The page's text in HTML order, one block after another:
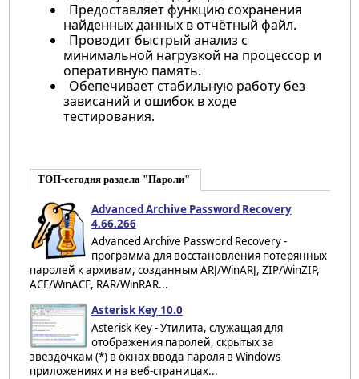
Предоставляет функцию сохранения
найденных данных в отчётный файл.
Проводит быстрый анализ с
минимальной нагрузкой на процессор и
оперативную память.
Обепечивает стабильную работу без
зависаний и ошибок в ходе
тестирования.
ТОП-сегодня раздела "Пароли"
Advanced Archive Password Recovery
4.66.266
Advanced Archive Password Recovery -
программа для восстановления потерянных
паролей к архивам, созданным ARJ/WinARJ, ZIP/WinZIP,
ACE/WinACE, RAR/WinRAR...
Asterisk Key 10.0
Asterisk Key - Утилита, служащая для
отображения паролей, скрытых за
звездочкам (*) в окнах ввода пароля в Windows
приложениях и на веб-страницах...